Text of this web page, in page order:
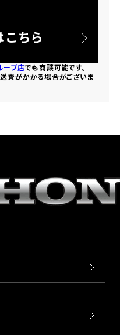
ちら
ープ店でも商談可能です。
費がかかる場合がございま